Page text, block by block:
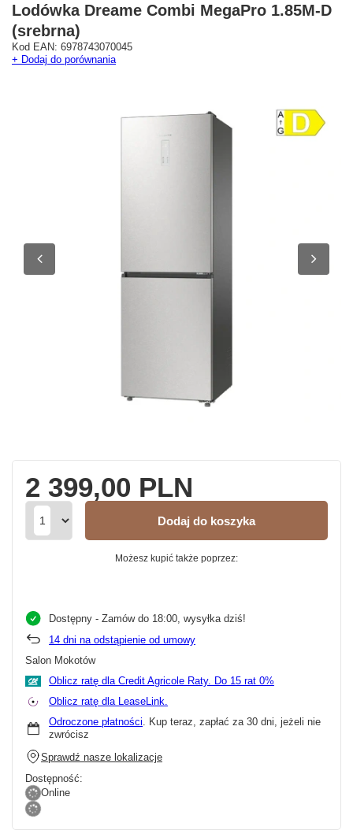
Lodówka Dreame Combi MegaPro 1.85M-D
(srebrna)
Kod EAN: 6978743070045
+ Dodaj do porównania
2 399,00 PLN
Dodaj do koszyka
Możesz kupić także poprzez:
Dostępny - Zamów do 18:00, wysyłka dziś!
14 dni na odstąpienie od umowy
Salon Mokotów
Oblicz ratę dla Credit Agricole Raty.
Oblicz ratę dla LeaseLink.
Odroczone płatności. Kup teraz, zapłać za 30 dni, jeżeli nie
zwrócisz
Sprawdź nasze lokalizacje
Dostępność:
Online
+48 692 620 120
ul. Głębocka 15